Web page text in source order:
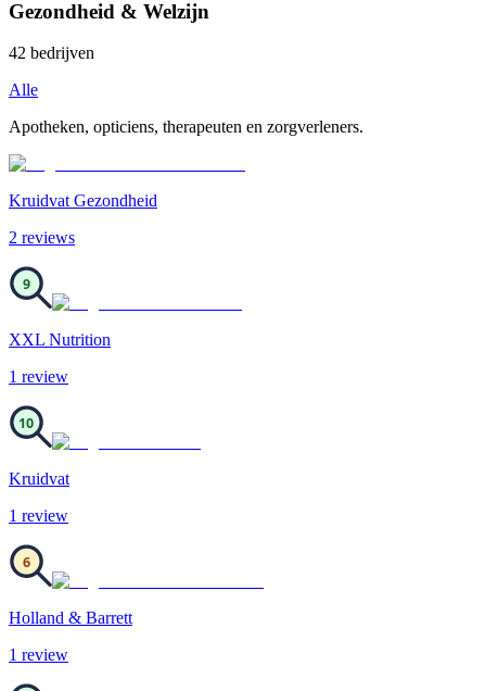
Gezondheid & Welzijn
42 bedrijven
Alle
Apotheken, opticiens, therapeuten en zorgverleners.
Kruidvat Gezondheid
2 reviews
9
XXL Nutrition
1 review
10
Kruidvat
1 review
6
Holland & Barrett
1 review